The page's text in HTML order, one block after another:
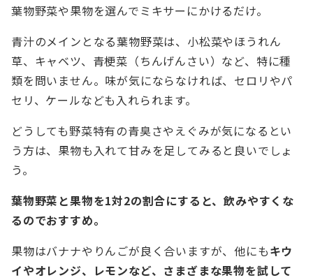
葉物野菜や果物を選んでミキサーにかけるだけ。
青汁のメインとなる葉物野菜は、小松菜やほうれん
草、キャベツ、青梗菜（ちんげんさい）など、特に種
類を問いません。味が気にならなければ、セロリやパ
セリ、ケールなども入れられます。
どうしても野菜特有の青臭さやえぐみが気になるとい
う方は、果物も入れて甘みを足してみると良いでしょ
う。
葉物野菜と果物を1対2の割合にすると、飲みやすくな
るのでおすすめ。
果物はバナナやりんごが良く合いますが、他にもキウ
イやオレンジ、レモンなど、さまざまな果物を試して